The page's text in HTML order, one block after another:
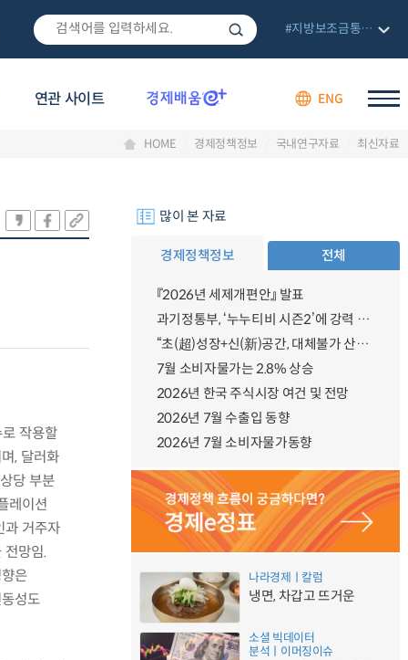
연관 사이트 ENG
#지방보조금통합관리망
HOME 경제정책정보 국내연구자료 최신자료
작용할
, 달러화
당 부분
레이션
과 거주자
전망임.
은
성도
많이 본 자료
경제정책정보 전체
『2026년 세제개편안』 발표
과기정통부, ‘누누티비 시즌2’에 강력 대응 의지 밝혀
“초(超)성장+신(新)공간, 대체불가 산업강국”
7월 소비자물가는 2.8% 상승
2026년 한국 주식시장 여건 및 전망
2026년 7월 수출입 동향
2026년 7월 소비자물가동향
나라경제ㅣ칼럼
냉면, 차갑고 뜨거운
소셜 빅데이터
분석ㅣ이머징이슈